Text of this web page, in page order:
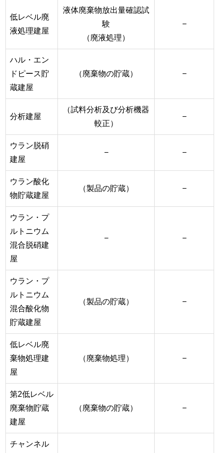
低レベル廃
液処理建屋
液体廃棄物放出量確認試
験
（廃液処理）
−
ハル・エン
ドピース貯
蔵建屋
（廃棄物の貯蔵） −
分析建屋
（試料分析及び分析機器
較正）
−
ウラン脱硝
建屋
− −
ウラン酸化
物貯蔵建屋
（製品の貯蔵） −
ウラン・プ
ルトニウム
混合脱硝建
屋
− −
ウラン・プ
ルトニウム
混合酸化物
貯蔵建屋
（製品の貯蔵） −
低レベル廃
棄物処理建
屋
（廃棄物処理） −
第2低レベル
廃棄物貯蔵
建屋
（廃棄物の貯蔵） −
チャンネル